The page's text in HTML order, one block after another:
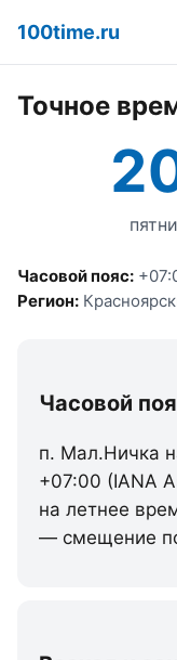
100time.ru
Точное
Часовой пояс:
Регион:
Часовой
п. Мал.Ничка
+07:00 (IANA
на летнее
— смещение